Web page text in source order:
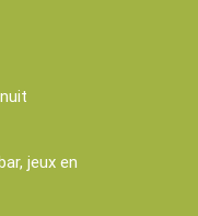
jeux en